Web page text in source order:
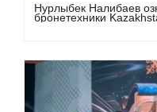
Нурлыбек Налибаев
бронетехники